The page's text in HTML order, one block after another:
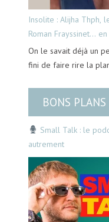
Insolite : Alijha Thph,
Roman Frayssinet…
On le savait déjà un
fini de faire rire la
BONS PLANS
Small Talk : le
autrement